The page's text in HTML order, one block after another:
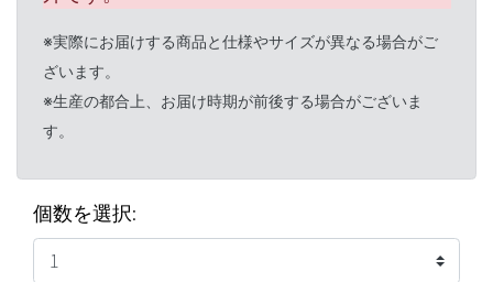
※実際にお届けする商品と仕様やサイズが異なる場合がご
ざいます。
※生産の都合上、お届け時期が前後する場合がございま
す。
個数を選択: